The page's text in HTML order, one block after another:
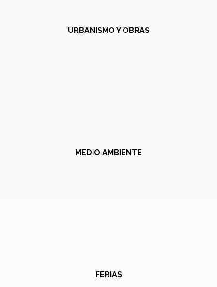
URBANISMO Y OBRAS
MEDIO AMBIENTE
FERIAS